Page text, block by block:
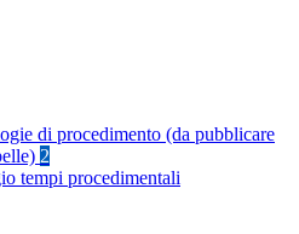
di procedimento (da pubblicare
2
tempi procedimentali